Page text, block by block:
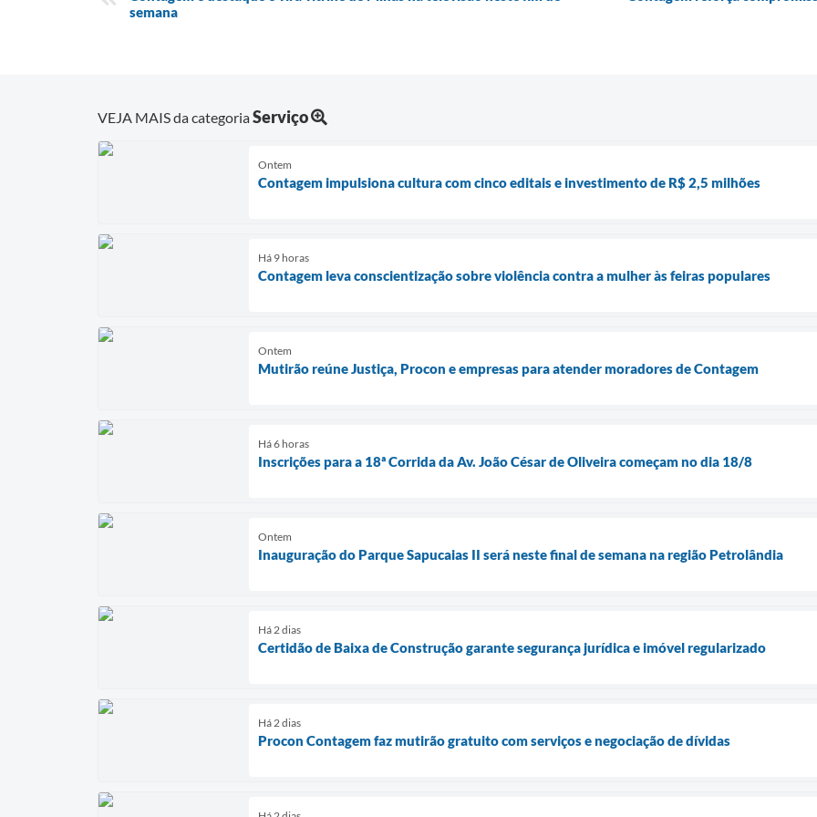
semana
VEJA MAIS da categoriaServiço
Ontem
Contagem impulsiona cultura com cinco editais e investimento de R$ 2,5 milhões
Há 9 horas
Contagem leva conscientização sobre violência contra a mulher às feiras populares
Ontem
Mutirão reúne Justiça, Procon e empresas para atender moradores de Contagem
Há 6 horas
Inscrições para a 18ª Corrida da Av. João César de Oliveira começam no dia 18/8
Ontem
Inauguração do Parque Sapucaias II será neste final de semana na região Petrolândia
Há 2 dias
Certidão de Baixa de Construção garante segurança jurídica e imóvel regularizado
Há 2 dias
Procon Contagem faz mutirão gratuito com serviços e negociação de dívidas